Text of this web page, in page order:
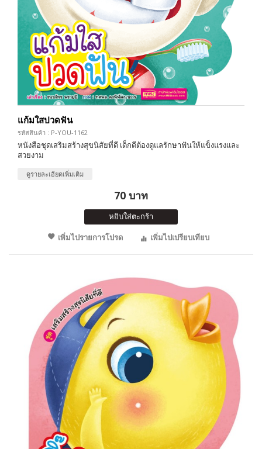
แก้มใสปวดฟัน
รหัสสินค้า : P-YOU-1162
หนังสือชุดเสริมสร้างสุขนิสัยที่ดี เด็กดีต้องดูแลรักษาฟันให้แข็งแรงและ
สวยงาม
ดูรายละเอียดเพิ่มเติม
70 บาท
หยิบใส่ตะกร้า
เพิ่มไปรายการโปรด
เพิ่มไปเปรียบเทียบ